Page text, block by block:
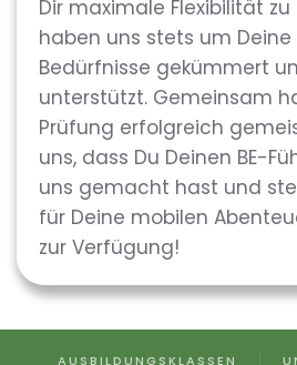
Dir maximale Flexibilität zu
haben uns stets um
Bedürfnisse gekümmert
unterstützt. Gemeinsam
Prüfung erfolgreich
uns, dass Du Deinen BE-
uns gemacht hast und
für Deine mobilen
zur Verfügung!
AUSBILDUNGSKLASSEN